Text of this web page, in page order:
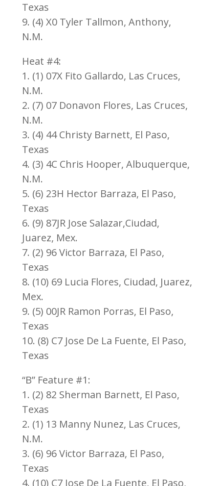
Texas
9. (4) X0 Tyler Tallmon, Anthony,
N.M.
Heat #4:
1. (1) 07X Fito Gallardo, Las Cruces,
N.M.
2. (7) 07 Donavon Flores, Las Cruces,
N.M.
3. (4) 44 Christy Barnett, El Paso,
Texas
4. (3) 4C Chris Hooper, Albuquerque,
N.M.
5. (6) 23H Hector Barraza, El Paso,
Texas
6. (9) 87JR Jose Salazar,Ciudad,
Juarez, Mex.
7. (2) 96 Victor Barraza, El Paso,
Texas
8. (10) 69 Lucia Flores, Ciudad, Juarez,
Mex.
9. (5) 00JR Ramon Porras, El Paso,
Texas
10. (8) C7 Jose De La Fuente, El Paso,
Texas
“B” Feature #1:
1. (2) 82 Sherman Barnett, El Paso,
Texas
2. (1) 13 Manny Nunez, Las Cruces,
N.M.
3. (6) 96 Victor Barraza, El Paso,
Texas
4. (10) C7 Jose De La Fuente, El Paso,